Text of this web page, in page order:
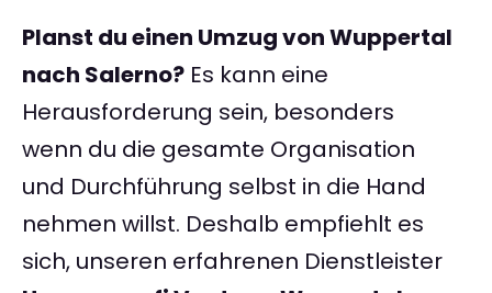
Planst du einen Umzug von Wuppertal
nach Salerno? Es kann eine
Herausforderung sein, besonders
wenn du die gesamte Organisation
und Durchführung selbst in die Hand
nehmen willst. Deshalb empfiehlt es
sich, unseren erfahrenen Dienstleister